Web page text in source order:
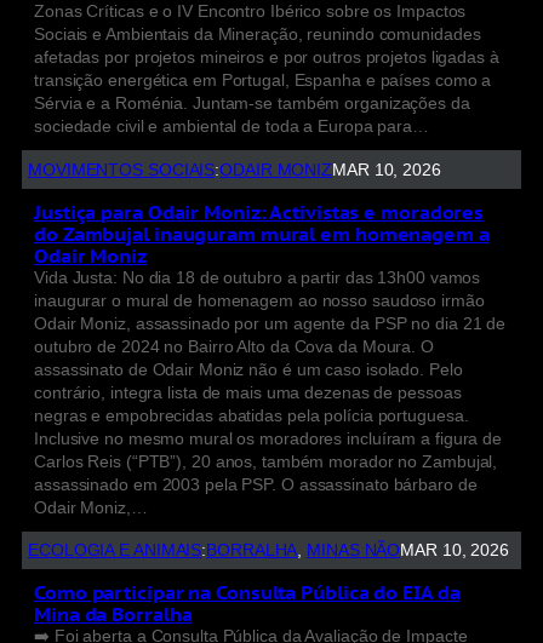
Zonas Críticas e o IV Encontro Ibérico sobre os Impactos
Sociais e Ambientais da Mineração, reunindo comunidades
afetadas por projetos mineiros e por outros projetos ligadas à
transição energética em Portugal, Espanha e países como a
Sérvia e a Roménia. Juntam-se também organizações da
sociedade civil e ambiental de toda a Europa para…
MOVIMENTOS SOCIAIS:ODAIR MONIZMAR 10, 2026
Justiça para Odair Moniz: Activistas e moradores
do Zambujal inauguram mural em homenagem a
Odair Moniz
Vida Justa: No dia 18 de outubro a partir das 13h00 vamos
inaugurar o mural de homenagem ao nosso saudoso irmão
Odair Moniz, assassinado por um agente da PSP no dia 21 de
outubro de 2024 no Bairro Alto da Cova da Moura. O
assassinato de Odair Moniz não é um caso isolado. Pelo
contrário, integra lista de mais uma dezenas de pessoas
negras e empobrecidas abatidas pela polícia portuguesa.
Inclusive no mesmo mural os moradores incluíram a figura de
Carlos Reis (“PTB”), 20 anos, também morador no Zambujal,
assassinado em 2003 pela PSP. O assassinato bárbaro de
Odair Moniz,…
ECOLOGIA E ANIMAIS: BORRALHA, MINAS NÃOMAR 10, 2026
Como participar na Consulta Pública do EIA da
Mina da Borralha
➡️ Foi aberta a Consulta Pública da Avaliação de Impacte